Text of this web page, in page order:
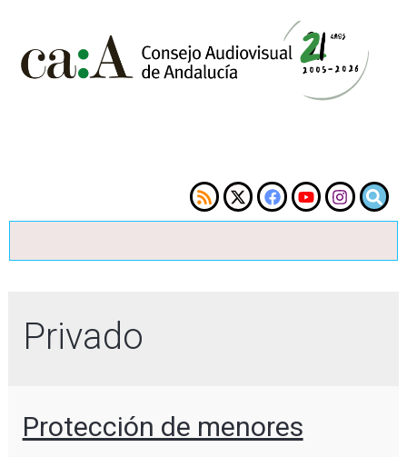
Privado
Protección de menores